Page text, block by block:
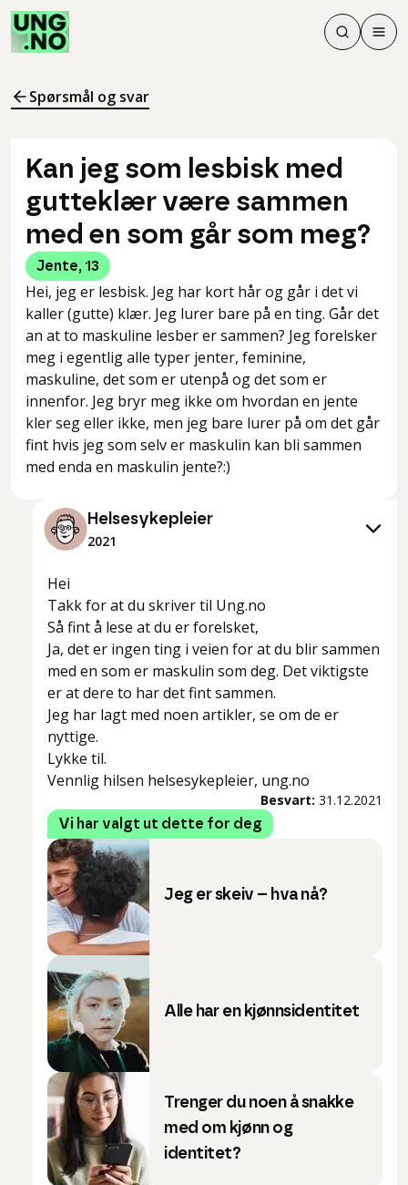
Søk
Søk
Meny
Spørsmål og svar
Kan jeg som lesbisk med
gutteklær være sammen
med en som går som meg?
Jente, 13
Hei, jeg er lesbisk. Jeg har kort hår og går i det vi
kaller (gutte) klær. Jeg lurer bare på en ting. Går det
an at to maskuline lesber er sammen? Jeg forelsker
meg i egentlig alle typer jenter, feminine,
maskuline, det som er utenpå og det som er
innenfor. Jeg bryr meg ikke om hvordan en jente
kler seg eller ikke, men jeg bare lurer på om det går
fint hvis jeg som selv er maskulin kan bli sammen
med enda en maskulin jente?:)
Helsesykepleier
2021
Hei
Takk for at du skriver til Ung.no
Så fint å lese at du er forelsket,
Ja, det er ingen ting i veien for at du blir sammen
med en som er maskulin som deg. Det viktigste
er at dere to har det fint sammen.
Jeg har lagt med noen artikler, se om de er
nyttige.
Lykke til.
Vennlig hilsen helsesykepleier, ung.no
Besvart: 31.12.2021
Vi har valgt ut dette for deg
Jeg er skeiv – hva nå?
Alle har en kjønnsidentitet
Trenger du noen å snakke
med om kjønn og
identitet?